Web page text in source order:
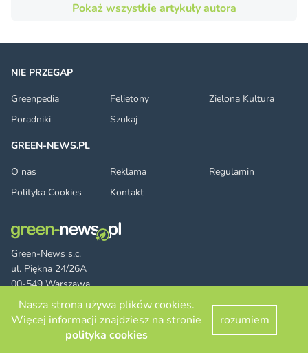
Pokaż wszystkie artykuły autora
Green-News s.c.
ul. Piękna 24/26A
00-549 Warszawa
FacebookTwitter LinkedIn
RSS
© 2026 green-news.pl. All rights reserved.
NIE PRZEGAP
Greenpedia
Felietony
Zielona Kultura
Poradniki
Szukaj
GREEN-NEWS.PL
O nas
Reklama
Regulamin
Polityka Cookies
Kontakt
Nasza strona używa plików cookies.
Więcej informacji znajdziesz na stronie
polityka cookies
rozumiem